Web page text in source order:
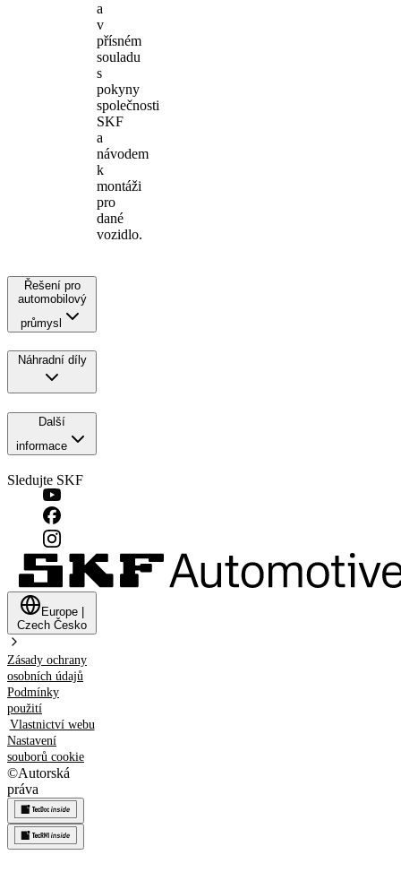
a
v
přísném
souladu
s
pokyny
společnosti
SKF
a
návodem
k
montáži
pro
dané
vozidlo.
Řešení pro
automobilový
průmysl
Náhradní díly
Další
informace
Sledujte SKF
Europe
Czech Česko
Zásady ochrany
osobních údajů
Podmínky
použití
Vlastnictví webu
Nastavení
souborů cookie
©Autorská
práva